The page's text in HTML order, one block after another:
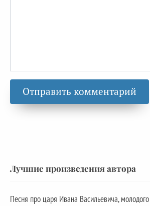
Лучшие произведения автора
Песня про царя Ивана Васильевича,